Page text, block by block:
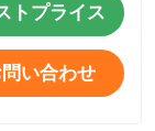
トプライス
い合わせ